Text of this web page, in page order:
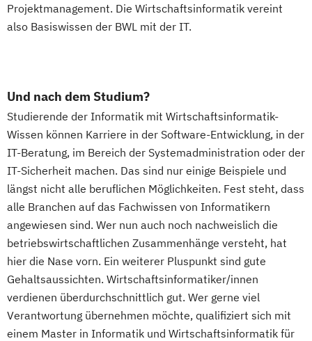
Projektmanagement. Die Wirtschaftsinformatik vereint
also Basiswissen der BWL mit der IT.
Und nach dem Studium?
Studierende der Informatik mit Wirtschaftsinformatik-
Wissen können Karriere in der Software-Entwicklung, in der
IT-Beratung, im Bereich der Systemadministration oder der
IT-Sicherheit machen. Das sind nur einige Beispiele und
längst nicht alle beruflichen Möglichkeiten. Fest steht, dass
alle Branchen auf das Fachwissen von Informatikern
angewiesen sind. Wer nun auch noch nachweislich die
betriebswirtschaftlichen Zusammenhänge versteht, hat
hier die Nase vorn. Ein weiterer Pluspunkt sind gute
Gehaltsaussichten. Wirtschaftsinformatiker/innen
verdienen überdurchschnittlich gut. Wer gerne viel
Verantwortung übernehmen möchte, qualifiziert sich mit
einem Master in Informatik und Wirtschaftsinformatik für